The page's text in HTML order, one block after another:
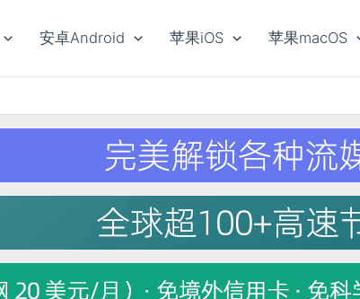
安卓Android 苹果iOS 苹果macOS